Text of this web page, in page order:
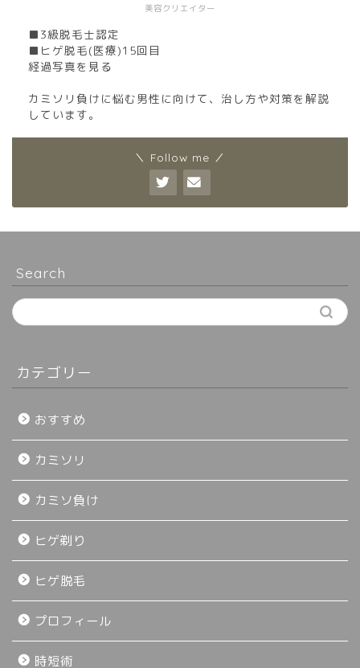
美容クリエイター
■3級脱毛士認定
■ヒゲ脱毛(医療)15回目
経過写真を見る
カミソリ負けに悩む男性に向けて、治し方や対策を解説
しています。
＼ Follow me ／
Search
カテゴリー
おすすめ
カミソリ
カミソ負け
ヒゲ剃り
ヒゲ脱毛
プロフィール
時短術